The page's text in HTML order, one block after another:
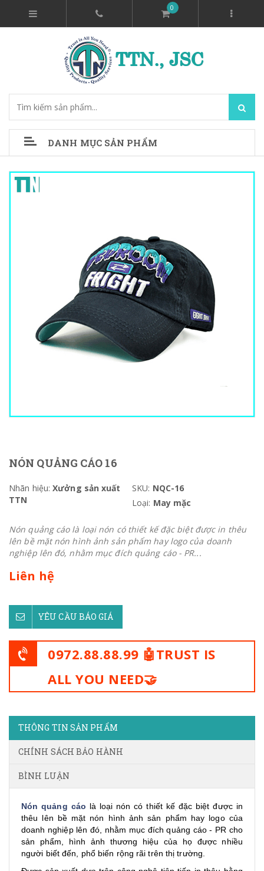
0
DANH MỤC SẢN PHẨM
NÓN QUẢNG CÁO 16
Nhãn hiệu: Xưởng sản xuất
TTN
SKU: NQC-16
Loại: May mặc
Nón quảng cáo là loại nón có thiết kế đặc biệt được in thêu
lên bề mặt nón hình ảnh sản phẩm hay logo của doanh
nghiệp lên đó, nhằm mục đích quảng cáo - PR...
Liên hệ
YÊU CẦU BÁO GIÁ
0972.88.88.99 🤖TRUST IS
ALL YOU NEED🤝
THÔNG TIN SẢN PHẨM
CHÍNH SÁCH BẢO HÀNH
BÌNH LUẬN
Nón quảng cáo là loại nón có thiết kế đặc biệt được in
thêu lên bề mặt nón hình ảnh sản phẩm hay logo của
doanh nghiệp lên đó, nhằm mục đích quảng cáo - PR cho
sản phẩm, hình ảnh thương hiệu của họ được nhiều
người biết đến, phổ biến rộng rãi trên thị trường.